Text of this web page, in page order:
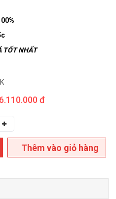
TỐT NHẤT
đ
Thêm vào giỏ hàng